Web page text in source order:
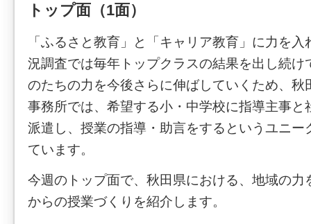
トップ面（1面）
「ふるさと教育」と「キャリア教育」に力を
況調査では毎年トップクラスの結果を出し続け
のたちの力を今後さらに伸ばしていくため、秋
事務所では、希望する小・中学校に指導主事と
派遣し、授業の指導・助言をするというユニー
ています。
今週のトップ面で、秋田県における、地域の力
からの授業づくりを紹介します。